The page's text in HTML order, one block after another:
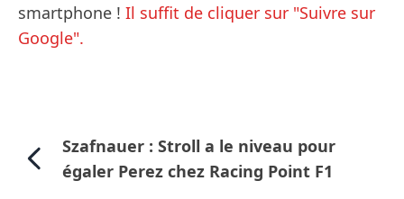
smartphone ! Il suffit de cliquer sur "Suivre sur
Google".
Szafnauer : Stroll a le niveau pour
égaler Perez chez Racing Point F1